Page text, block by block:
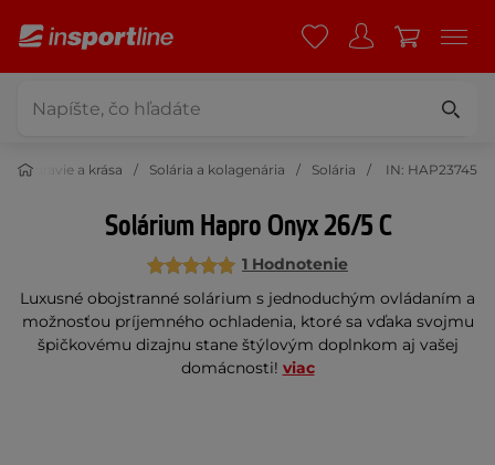
Zdravie a krása Solária a kolagenária Solária IN: HAP23745
Solárium Hapro Onyx 26/5 C
1 Hodnotenie
Luxusné obojstranné solárium s jednoduchým ovládaním a
možnosťou príjemného ochladenia, ktoré sa vďaka svojmu
špičkovému dizajnu stane štýlovým doplnkom aj vašej
domácnosti! viac